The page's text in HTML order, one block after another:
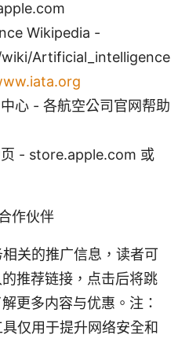
Wikipedia -
Artificial_intelligence
心 - 各航空公司官网帮助
- store.apple.com 或
作伙伴
关的推广信息，读者可
推荐链接，点击后将跳
更多内容与优惠。注：
仅用于提升网络安全和